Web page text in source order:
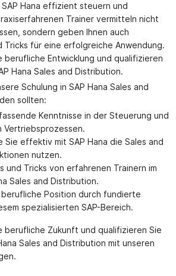
Hana effizient steuern und
Trainer vermitteln nicht
sondern geben Ihnen auch
Tricks für eine erfolgreiche Anwendung.
berufliche Entwicklung und qualifizieren
Hana Sales and Distribution.
Schulung in SAP Hana Sales and
sollten:
Kenntnisse in der Steuerung und
Vertriebsprozessen.
Sie effektiv mit SAP Hana die Sales and
nutzen.
und Tricks von erfahrenen Trainern im
Sales and Distribution.
berufliche Position durch fundierte
spezialisierten SAP-Bereich.
berufliche Zukunft und qualifizieren Sie
Sales and Distribution mit unseren